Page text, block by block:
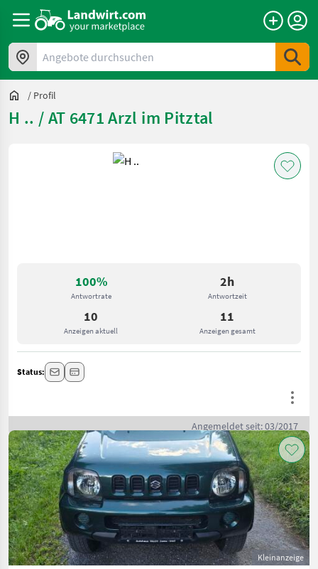
Angebote durchsuchen
/ Profil
H .. / AT 6471 Arzl im Pitztal
100%
Antwortrate
2h
Antwortzeit
10
Anzeigen aktuell
11
Anzeigen gesamt
Status:
Angemeldet seit: 03/2017
Kleinanzeige